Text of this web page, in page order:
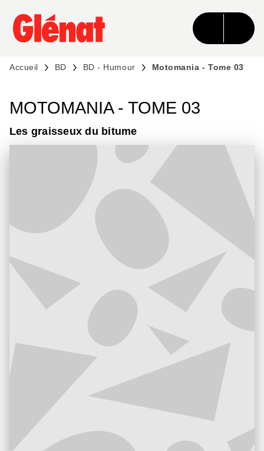
MENU RECHERCHE CONTENU
PIED DE PAGE
Accueil BD BD - Humour Motomania - Tome 03
MOTOMANIA - TOME 03
Les graisseux du bitume